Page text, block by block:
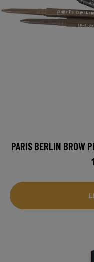
PARIS BERLIN BROW